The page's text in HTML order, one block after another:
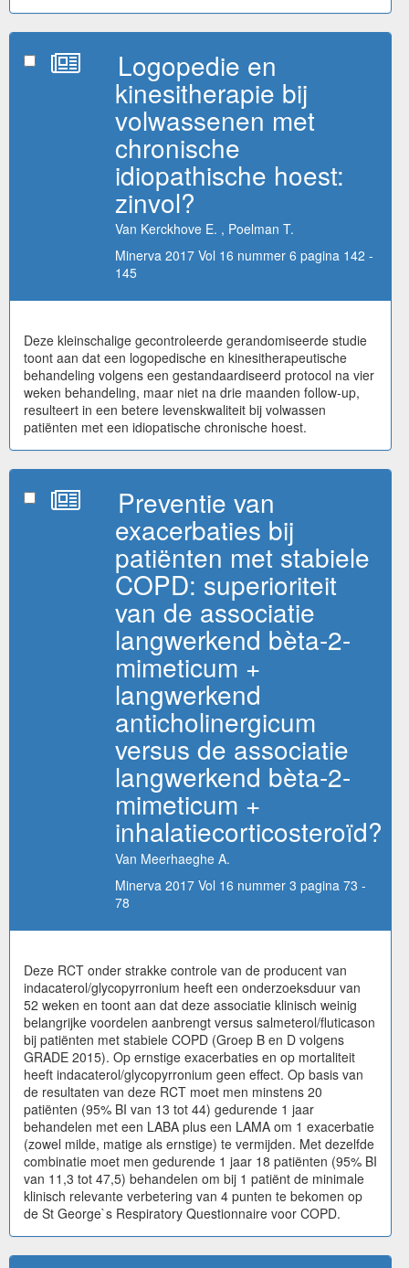
Logopedie en
kinesitherapie bij
volwassenen met
chronische
idiopathische hoest:
zinvol?
Van Kerckhove E. , Poelman T.
Minerva 2017 Vol 16 nummer 6 pagina 142 -
145
Deze kleinschalige gecontroleerde gerandomiseerde studie
toont aan dat een logopedische en kinesitherapeutische
behandeling volgens een gestandaardiseerd protocol na vier
weken behandeling, maar niet na drie maanden follow-up,
resulteert in een betere levenskwaliteit bij volwassen
patiënten met een idiopatische chronische hoest.
Preventie van
exacerbaties bij
patiënten met stabiele
COPD: superioriteit
van de associatie
langwerkend bèta-2-
mimeticum +
langwerkend
anticholinergicum
versus de associatie
langwerkend bèta-2-
mimeticum +
inhalatiecorticosteroïd?
Van Meerhaeghe A.
Minerva 2017 Vol 16 nummer 3 pagina 73 -
78
Deze RCT onder strakke controle van de producent van
indacaterol/glycopyrronium heeft een onderzoeksduur van
52 weken en toont aan dat deze associatie klinisch weinig
belangrijke voordelen aanbrengt versus salmeterol/fluticason
bij patiënten met stabiele COPD (Groep B en D volgens
GRADE 2015). Op ernstige exacerbaties en op mortaliteit
heeft indacaterol/glycopyrronium geen effect. Op basis van
de resultaten van deze RCT moet men minstens 20
patiënten (95% BI van 13 tot 44) gedurende 1 jaar
behandelen met een LABA plus een LAMA om 1 exacerbatie
(zowel milde, matige als ernstige) te vermijden. Met dezelfde
combinatie moet men gedurende 1 jaar 18 patiënten (95% BI
van 11,3 tot 47,5) behandelen om bij 1 patiënt de minimale
klinisch relevante verbetering van 4 punten te bekomen op
de St George`s Respiratory Questionnaire voor COPD.